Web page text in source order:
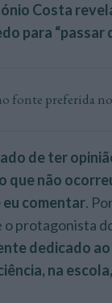
Costa
para
fonte preferida
de ter
que não
eu comentar.
o protagonista
dedicado
na